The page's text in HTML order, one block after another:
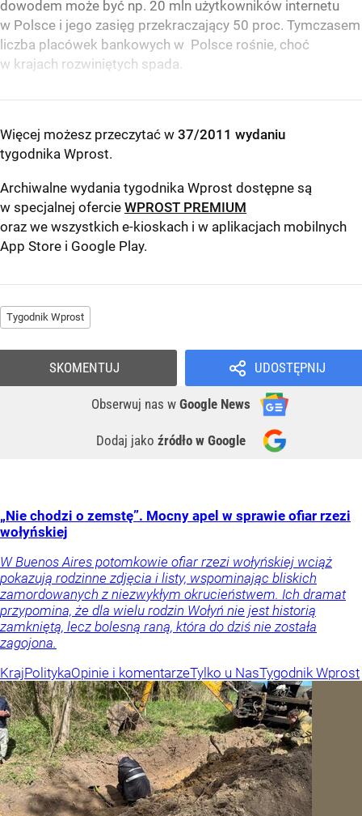
dowodem może być np. 20 mln użytkowników internetu
w Polsce i jego zasięg przekraczający 50 proc. Tymczasem
liczba placówek bankowych w Polsce rośnie, choć
w krajach rozwiniętych spada.
Więcej możesz przeczytać w 37/2011 wydaniu
tygodnika Wprost.
Archiwalne wydania tygodnika Wprost dostępne są
w specjalnej ofercie WPROST PREMIUM
oraz we wszystkich e-kioskach i w aplikacjach mobilnych
App Store i Google Play.
Tygodnik Wprost
UDOSTĘPNIJ
Obserwuj nas w Google News
Dodaj jako źródło w Google
SKOMENTUJ
„Nie chodzi o zemstę”. Mocny apel w sprawie ofiar rzezi
wołyńskiej
W Buenos Aires potomkowie ofiar rzezi wołyńskiej wciąż
pokazują rodzinne zdjęcia i listy, wspominając bliskich
zamordowanych z niezwykłym okrucieństwem. Ich dramat
przypomina, że dla wielu rodzin Wołyń nie jest historią
zamkniętą, lecz bolesną raną, która do dziś nie została
zagojona.
KrajPolitykaOpinie i komentarzeTylko u NasTygodnik Wprost